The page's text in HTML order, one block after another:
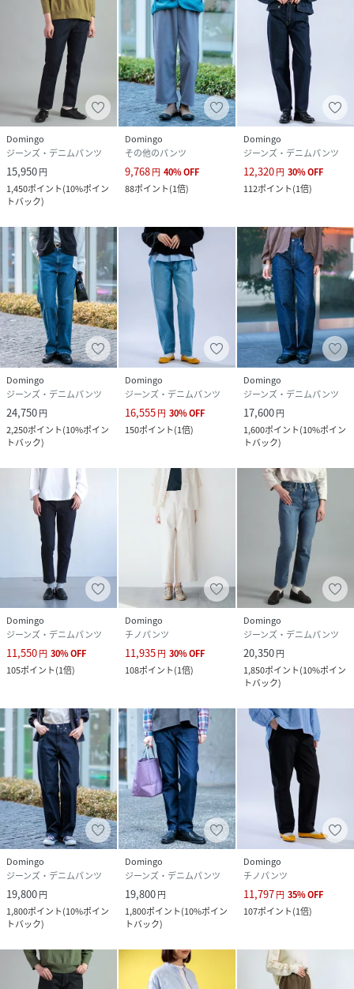
Domingo
ジーンズ・デニムパンツ
15,950円
1,450ポイント(10%ポイン
トバック)
Domingo
その他のパンツ
9,768円 40%OFF
88ポイント(1倍)
Domingo
ジーンズ・デニムパンツ
12,320円 30%OFF
112ポイント(1倍)
Domingo
ジーンズ・デニムパンツ
24,750円
2,250ポイント(10%ポイン
トバック)
Domingo
ジーンズ・デニムパンツ
16,555円 30%OFF
150ポイント(1倍)
Domingo
ジーンズ・デニムパンツ
17,600円
1,600ポイント(10%ポイン
トバック)
Domingo
ジーンズ・デニムパンツ
11,550円 30%OFF
105ポイント(1倍)
Domingo
チノパンツ
11,935円 30%OFF
108ポイント(1倍)
Domingo
ジーンズ・デニムパンツ
20,350円
1,850ポイント(10%ポイン
トバック)
Domingo
ジーンズ・デニムパンツ
19,800円
1,800ポイント(10%ポイン
トバック)
Domingo
ジーンズ・デニムパンツ
19,800円
1,800ポイント(10%ポイン
トバック)
Domingo
チノパンツ
11,797円 35%OFF
107ポイント(1倍)